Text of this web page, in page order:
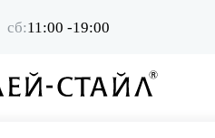
сб:11:00 -19:00